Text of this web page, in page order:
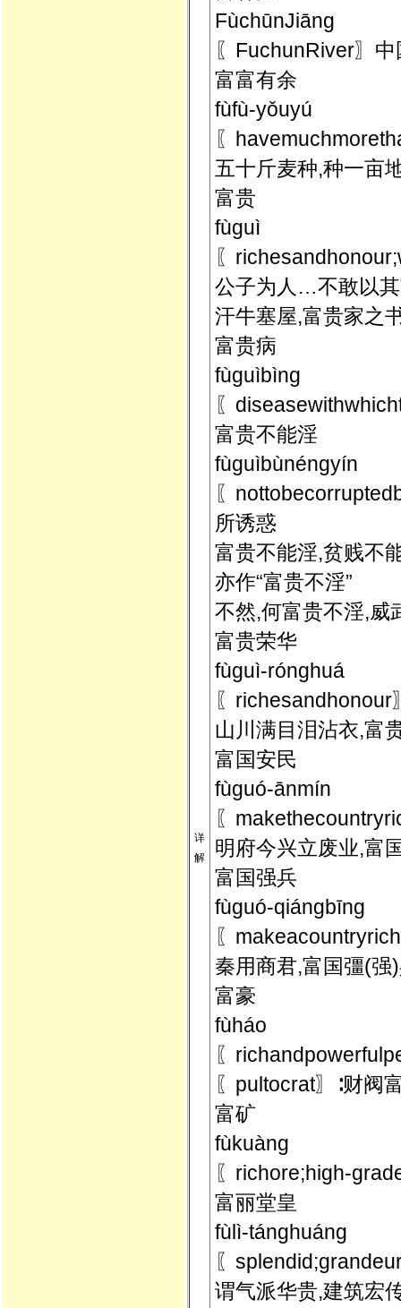
详
解
FùchūnJiāng
〖FuchunRiver〗
富富有余
fùfù-yǒuyú
〖
五十斤麦种,种一亩
富贵
fùguì
〖
公子为人…不敢以
汗牛塞屋,富贵家之
富贵病
fùguìbìng
〖
富贵不能淫
fùguìbùnéngyín
〖
所诱惑
富贵不能淫,贫贱不
亦作“富贵不淫”
不然,何富贵不淫,
富贵荣华
fùguì-rónghuá
〖richesandhonour
山川满目泪沾衣,富
富国安民
fùguó-ānmín
〖
明府今兴立废业,富
富国强兵
fùguó-qiángbīng
〖
秦用商君,富国彊(
富豪
fùháo
〖
〖pultocrat〗∶财阀
富矿
fùkuàng
〖richore;high-
富丽堂皇
fùlì-tánghuáng
〖
谓气派华贵,建筑宏